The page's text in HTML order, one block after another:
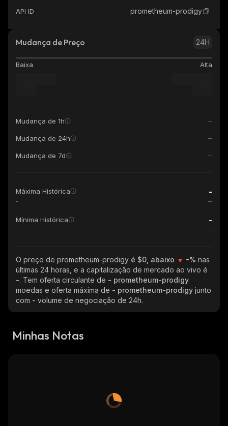
API ID prometheum-prodigy
Mudança de Preço 24H
Baixa Alta
Mudança de 1h
Mudança de 24h
Mudança de 7d
Máxima Histórica -
-
Mínima Histórica -
-
O preço de prometheum-prodigy é $0, abaixo -% nas
últimas 24 horas, e a capitalização de mercado ao vivo é
-. Tem oferta circulante de - prometheum-prodigy
moedas e oferta máxima de - prometheum-prodigy junto
com - volume de negociação de 24h.
Minhas Notas